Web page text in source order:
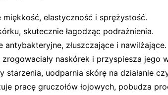
elastyczność i sprężystość.
skutecznie łagodząc podrażnienia.
antybakteryjne, złuszczające i nawilżające.
naskórek i przyspiesza jego
starzenia, uodparnia skórę na działanie
pracę gruczołów łojowych, pobudza